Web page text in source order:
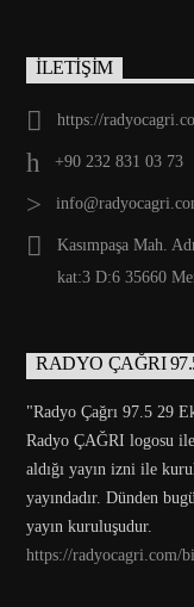
İLETİŞİM
https://
+90 232 831 03 73
Kasımpaşa Mah.
kat:3 D:6 35660
RADYO ÇAĞRI
"Radyo Çağrı 97.5 29
Radyo ÇAĞRI logosu
aldığı yayın izni ile
yayındadır. Dünden
yayın kuruluşudur.
https://radyocagri.com/